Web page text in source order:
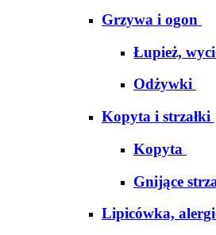
Grzywa i ogon
Łupież,
Odżywki
Kopyta i strzałki
Kopyta
Gnijące
Lipicówka,